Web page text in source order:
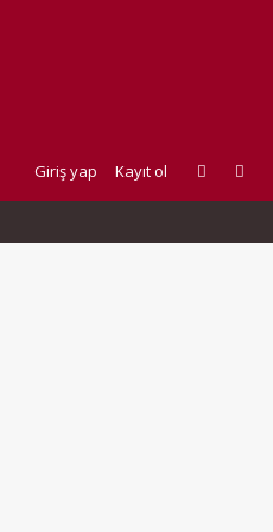
Giriş yap Kayıt ol